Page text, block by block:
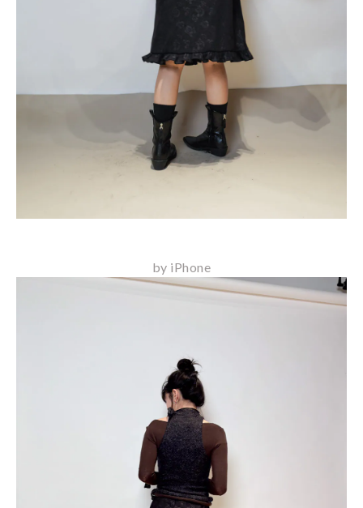
by iPhone